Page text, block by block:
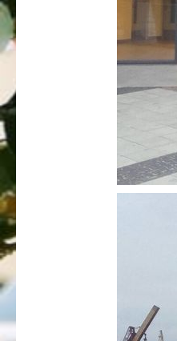
Profesionālās izglītības
Kokizstrādājumu izgatavošana
Šūto izstrādājumu ražošanas
Skaistumkopšanas pakalpojumi
Koksnes materiālu apstrādātājs
BPVV skolotāju konsultāciju
Audzināšanas darba prioritātes